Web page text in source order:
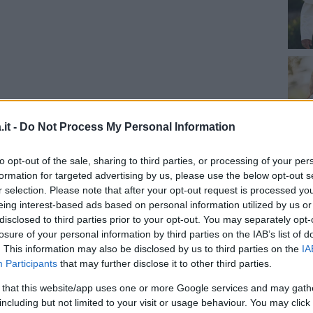
- Do Not Process My Personal Information
opt-out of the sale, sharing to third parties, or processing of your
for targeted advertising by us, please use the below opt-out
selection. Please note that after your opt-out request is processed
interest-based ads based on personal information utilized by us
to third parties prior to your opt-out. You may separately
of your personal information by third parties on the IAB’s list of
This information may also be disclosed by us to third parties on the
Participants that may further disclose it to other third parties.
that this website/app uses one or more Google services and may
but not limited to your visit or usage behaviour. You may
Princess Eugenie (@princesseugenie)
la madre,detta ‘Fergie’ , a farle gli
“Sono così orgogliosa della donna
e la cura che hai nei confronti delle